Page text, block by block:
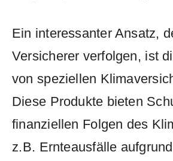
Ein interessanter Ansatz,​
Versicherer verfolgen,⁢ ist
von ⁢speziellen
Diese⁤ Produkte bieten
finanziellen⁤ Folgen des
⁢z.B.⁣ Ernteausfälle